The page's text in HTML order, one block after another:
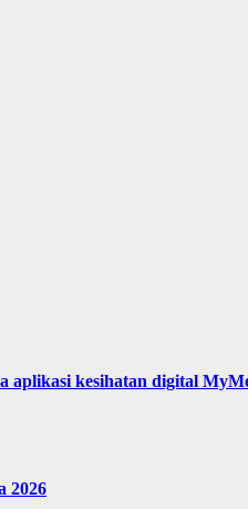
aplikasi kesihatan digital
2026